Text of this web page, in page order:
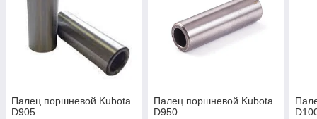
Палец поршневой Kubota
D905
Палец поршневой Kubota
D950